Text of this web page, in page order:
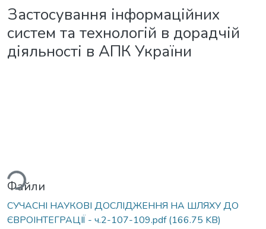
Застосування інформаційних
систем та технологій в дорадчій
діяльності в АПК України
Файли
СУЧАСНІ НАУКОВІ ДОСЛІДЖЕННЯ НА ШЛЯХУ ДО
ЄВРОІНТЕГРАЦІЇ - ч.2-107-109.pdf(166.75 KB)